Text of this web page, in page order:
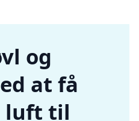
og
at få
luft til